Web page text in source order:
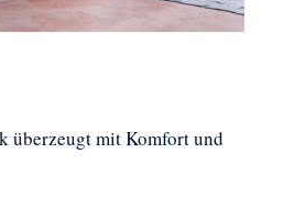
überzeugt mit Komfort und